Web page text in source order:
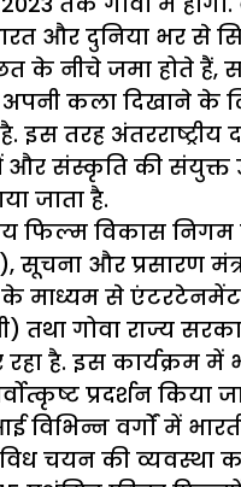
और दुनिया भर से
के नीचे जमा होते हैं,
अपनी कला दिखाने के
इस तरह अंतरराष्ट्रीय
और संस्कृति की संयुक्त
जाता है.
फिल्म विकास
सूचना और प्रसारण
के माध्यम से
तथा गोवा राज्य
है. इस कार्यक्रम में
प्रदर्शन किया
वर्गों में
चयन की व्यवस्था